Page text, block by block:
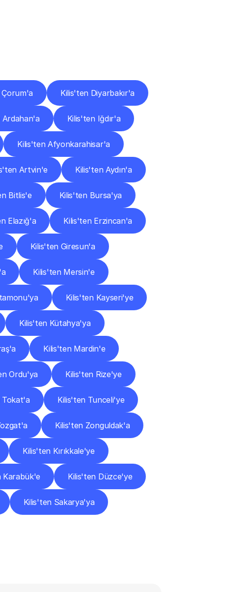
Kilis'ten Diyarbakır'a
Ardahan'a Kilis'ten Iğdır'a
Kilis'ten Afyonkarahisar'a
Artvin'e Kilis'ten Aydın'a
Bitlis'e Kilis'ten Bursa'ya
Elazığ'a Kilis'ten Erzincan'a
Kilis'ten Giresun'a
Kilis'ten Mersin'e
Kilis'ten Kayseri'ye
Kilis'ten Kütahya'ya
Kilis'ten Mardin'e
Ordu'ya Kilis'ten Rize'ye
Tokat'a Kilis'ten Tunceli'ye
Kilis'ten Zonguldak'a
Kilis'ten Kırıkkale'ye
Karabük'e Kilis'ten Düzce'ye
Kilis'ten Sakarya'ya